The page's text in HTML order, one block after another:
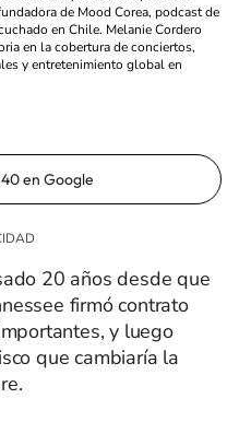
de Mood Corea, podcast de
en Chile. Melanie Cordero
en la cobertura de conciertos,
y entretenimiento global en
en Google
20 años desde que
firmó contrato
y luego
que cambiaría la